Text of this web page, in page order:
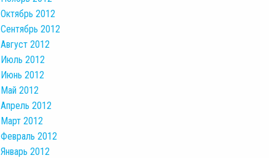
Октябрь 2012
Сентябрь 2012
Август 2012
Июль 2012
Июнь 2012
Май 2012
Апрель 2012
Март 2012
Февраль 2012
Январь 2012